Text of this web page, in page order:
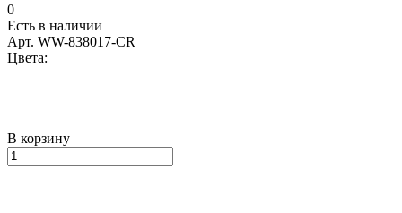
0
Есть в наличии
Арт. WW-838017-CR
Цвета:
В корзину